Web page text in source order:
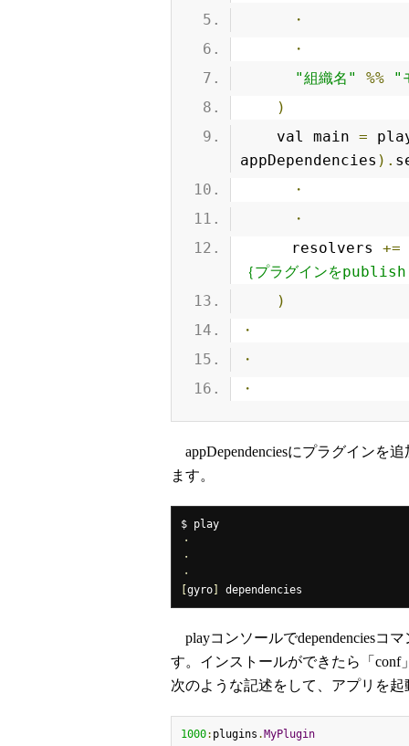
・
・
"組織名"
%%
"
)
    val main
=
appDependencies ).
・
・
    　resolvers
+=
｛プラグインを
)
・
・
・
appDependenciesにプラグインを
ます。
・
・
・
gyro dependencies
playコンソールでdependenciesコ
す。インストールができたら「conf
次のような記述をして、アプリを
1000: plugins . MyPlugin